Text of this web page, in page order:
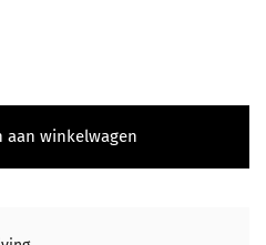
aan winkelwagen